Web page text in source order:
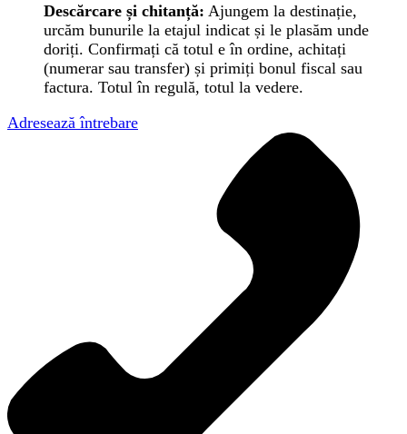
Descărcare și chitanță: Ajungem la destinație,
urcăm bunurile la etajul indicat și le plasăm unde
doriți. Confirmați că totul e în ordine, achitați
(numerar sau transfer) și primiți bonul fiscal sau
factura. Totul în regulă, totul la vedere.
Adresează întrebare